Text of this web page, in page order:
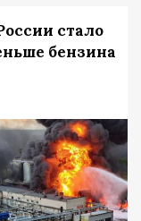
стало
бензина